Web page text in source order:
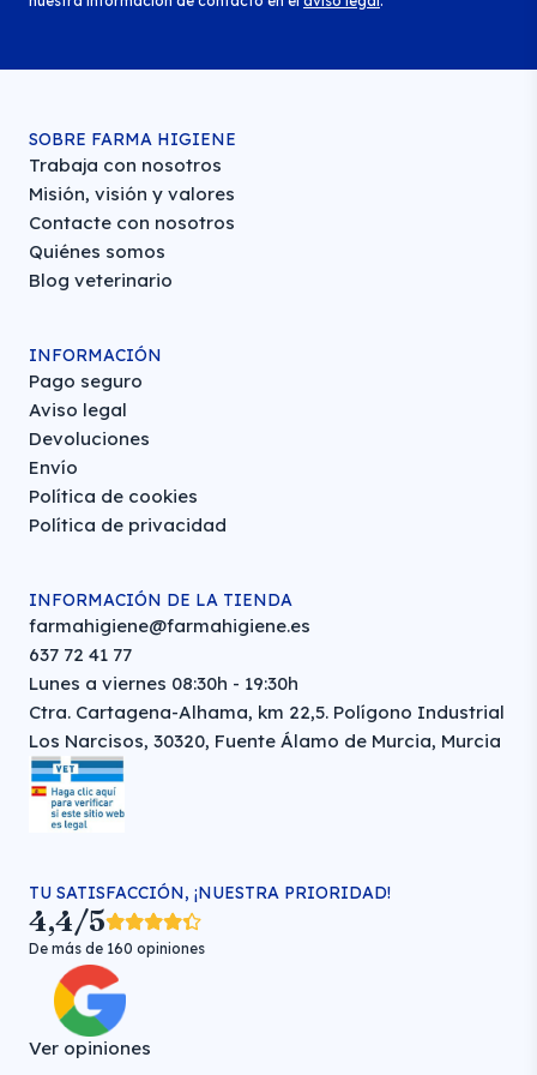
SOBRE FARMA HIGIENE
Trabaja con nosotros
Misión, visión y valores
Contacte con nosotros
Quiénes somos
Blog veterinario
INFORMACIÓN
Pago seguro
Aviso legal
Devoluciones
Envío
Política de cookies
Política de privacidad
INFORMACIÓN DE LA TIENDA
farmahigiene@farmahigiene.es
637 72 41 77
Lunes a viernes 08:30h - 19:30h
Ctra. Cartagena-Alhama, km 22,5. Polígono Industrial
Los Narcisos, 30320, Fuente Álamo de Murcia, Murcia
TU SATISFACCIÓN, ¡NUESTRA PRIORIDAD!
4,4/5
De más de 160 opiniones
Ver opiniones